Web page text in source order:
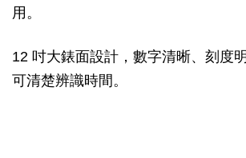
用。
12 吋大錶面設計，數字清晰、刻度
可清楚辨識時間。